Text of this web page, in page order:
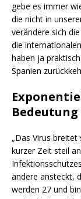
gebe es immer
die nicht in
verändere sich
die
haben ja
Spanien
„Das Virus
kurzer Zeit steil
andere ansteckt,
werden 27 und